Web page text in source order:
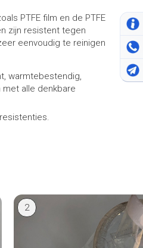
PTFE film en de PTFE
zijn resistent tegen
eenvoudig te reinigen
warmtebestendig,
alle denkbare
2